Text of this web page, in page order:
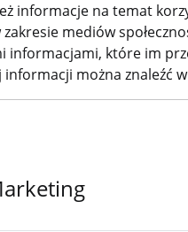
Bateri
e(aktuelle Seite)
Śmigł
o
torby
informacje na temat
mediów
informacjami, które im
informacji można znaleźć